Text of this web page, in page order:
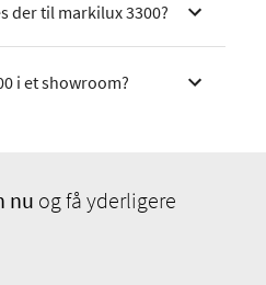
der til markilux 3300?
i et showroom?
nu og få yderligere